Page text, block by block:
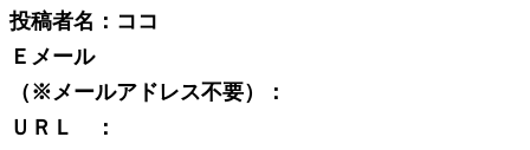
投稿者名：ココ
Ｅメール
（※メールアドレス不要）：
ＵＲＬ ：